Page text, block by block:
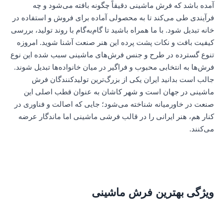
آمده باشد که فرش ماشینی دقیقاً چگونه بافته می‌شود و چه
فرآیندی طی می‌کند تا به محصولی آماده برای فروش و استفاده در
خانه تبدیل شود. با ما همراه باشید تا گام‌به‌گام با روند تولید، بررسی
کیفیت بافت و نکات پشت پرده این هنر صنعت آشنا شوید. امروزه
تنوع گسترده در طرح و جنس فرش‌های ماشینی سبب شده این نوع
فرش‌ها به انتخابی محبوب و فراگیر در میان خانواده‌ها تبدیل شوند.
جالب است بدانید ایران یکی از بزرگ‌ترین تولیدکنندگان فرش
ماشینی در جهان است و شهر کاشان به عنوان قطب اصلی این
صنعت در خاورمیانه شناخته می‌شود؛ جایی که اصالت و فناوری در
کنار هم، هنر ایرانی را در قالب فرشی ماشینی اما ماندگار عرضه
می‌کنند.
ویژگی بهترین فرش ماشینی